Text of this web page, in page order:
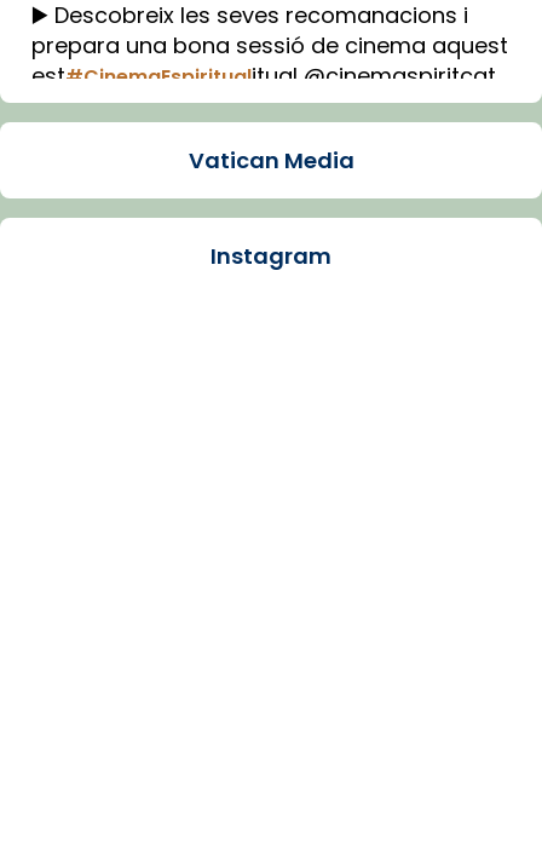
▶️ Descobreix les seves recomanacions i
prepara una bona sessió de cinema aquest
est#CinemaEspiritualitual @cinemaspiritcat
Imatge: Generada amb IA (OpenAI)
Arquebisbat de Barcelona
Vatican Media
Instagram